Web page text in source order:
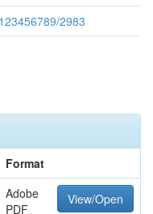
2983
Format
Adobe
PDF
View/Open